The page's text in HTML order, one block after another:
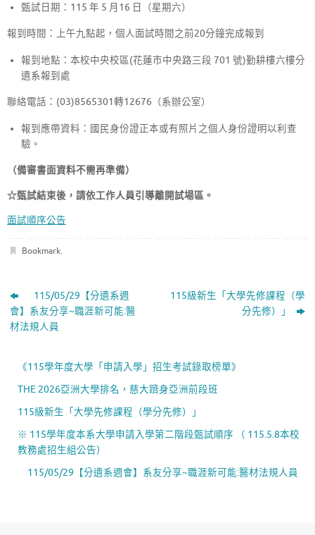
甄試日期：115 年 5 月16 日（星期六）
報到時間：上午九點起，個人面試時間之前20分鐘完成報到
報到地點：本校中央校區(花蓮市中央路三段 701 號)勤耕樓六樓分
遺系報到處
聯絡電話：(03)8565301轉12676（系辦公室）
報到應帶資料：國民身份證正本或有照片之個人身份證明以利查
驗。
（備審書面資料不需再準備）
☆甄試結束後，請依工作人員引導離開試場區。
面試順序公告
Bookmark.
115/05/29【分遺系週
會】系友分享~職涯新可能:醫
材法規人員
115級新生「大學先修課程（學
分先修）」
《115學年度大學「申請入學」招生考試錄取榜單》
THE 2026亞洲大學排名，慈大躋身亞洲前段班
115級新生「大學先修課程（學分先修）」
※ 115學年度本系大學申請入學第二階段甄試順序 （ 115.5.8本校
教務處招生組公告）
115/05/29【分遺系週會】系友分享~職涯新可能:醫材法規人員